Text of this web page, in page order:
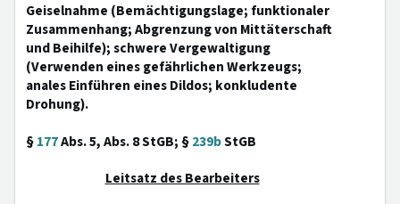
Geiselnahme (Bemächtigungslage; funktionaler
Zusammenhang; Abgrenzung von Mittäterschaft
und Beihilfe); schwere Vergewaltigung
(Verwenden eines gefährlichen Werkzeugs;
anales Einführen eines Dildos; konkludente
Drohung).
§177Abs. 5, Abs. 8 StGB; §239bStGB
Leitsatz des Bearbeiters